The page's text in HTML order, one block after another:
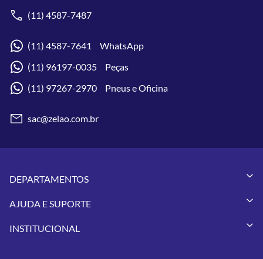
(11) 4587-7487
(11) 4587-7641 WhatsApp
(11) 96197-0035 Peças
(11) 97267-2970 Pneus e Oficina
sac@zelao.com.br
DEPARTAMENTOS
Vestuários
Pneus
AJUDA E SUPORTE
Meus Pedidos
INSTITUCIONAL